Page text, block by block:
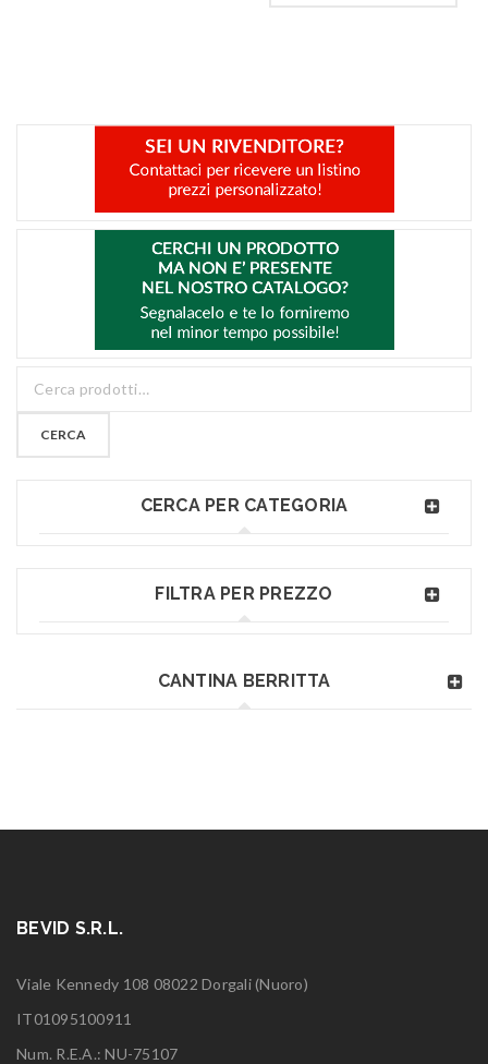
CERCA
CERCA PER CATEGORIA
FILTRA PER PREZZO
CANTINA BERRITTA
BEVID S.R.L.
Viale Kennedy 108 08022 Dorgali (Nuoro)
IT01095100911
Num. R.E.A.: NU-75107